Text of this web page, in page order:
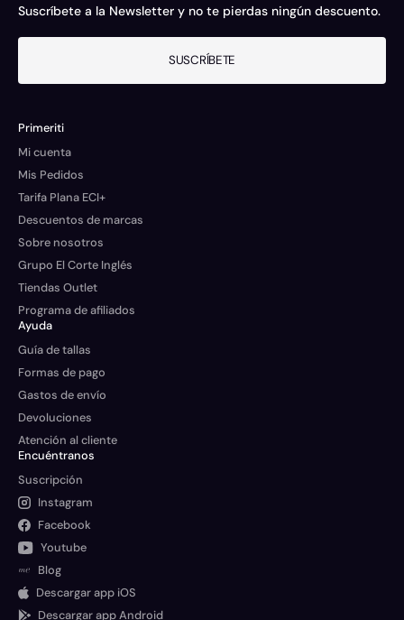
Suscríbete a la Newsletter y no te pierdas ningún descuento.
SUSCRÍBETE
Primeriti
Mi cuenta
Mis Pedidos
Tarifa Plana ECI+
Descuentos de marcas
Sobre nosotros
Grupo El Corte Inglés
Tiendas Outlet
Programa de afiliados
Ayuda
Guía de tallas
Formas de pago
Gastos de envío
Devoluciones
Atención al cliente
Encuéntranos
Suscripción
Instagram
Facebook
Youtube
Blog
Descargar app iOS
Descargar app Android